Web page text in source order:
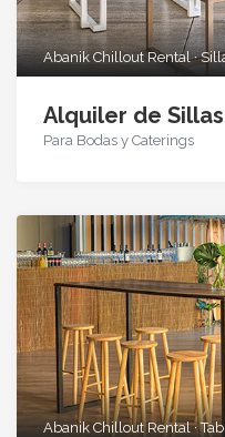
Abanik Chillout Rental ·
Alquiler de
Para Bodas y Caterings
Abanik Chillout Rental ·